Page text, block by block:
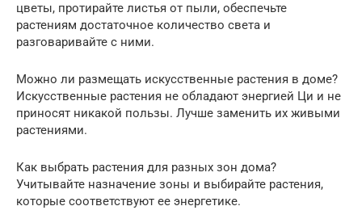
цветы, протирайте листья от пыли, обеспечьте
растениям достаточное количество света и
разговаривайте с ними.
Можно ли размещать искусственные растения в доме?
Искусственные растения не обладают энергией Ци и не
приносят никакой пользы. Лучше заменить их живыми
растениями.
Как выбрать растения для разных зон дома?
Учитывайте назначение зоны и выбирайте растения,
которые соответствуют ее энергетике.